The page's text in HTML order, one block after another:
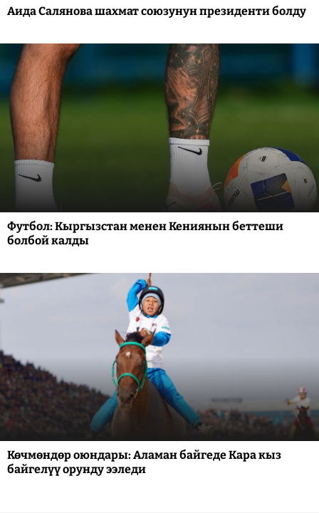
Аида Салянова шахмат союзунун президенти болду
Футбол: Кыргызстан менен Кениянын беттеши
болбой калды
Көчмөндөр оюндары: Аламан байгеде Кара кыз
байгелүү орунду ээледи